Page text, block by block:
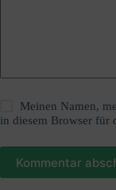
Meinen Namen,
in diesem Browser für
Kommentar